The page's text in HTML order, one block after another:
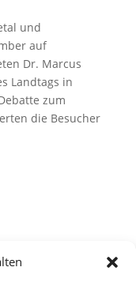
und
auf
Dr. Marcus
Landtags in
zum
die Besucher